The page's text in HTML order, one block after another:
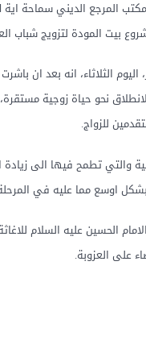
المرجع الديني سماحة
بيت المودة لتزويج شباب
نحو حياة زوجية
للزواج.
والتي تطمح فيها الى
اوسع مما عليه في
الحسين عليه السلام
على العزوبة.